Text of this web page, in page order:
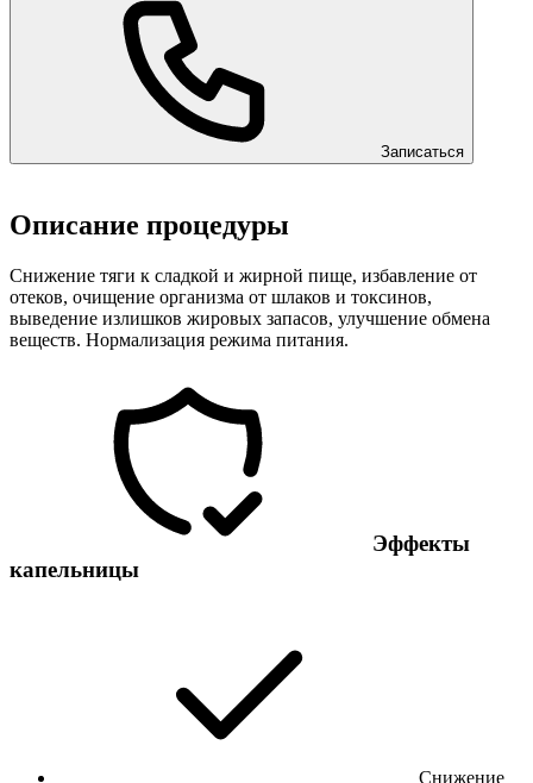
Записаться
Описание процедуры
Снижение тяги к сладкой и жирной пище, избавление от
отеков, очищение организма от шлаков и токсинов,
выведение излишков жировых запасов, улучшение обмена
веществ. Нормализация режима питания.
Эффекты
капельницы
Снижение